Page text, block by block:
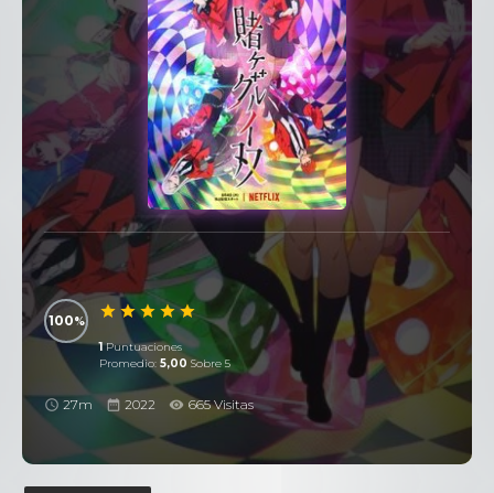
100
1Puntuaciones
Promedio: 5,00 Sobre 5
27m 2022 665 Visitas